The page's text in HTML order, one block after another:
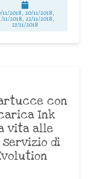
11/2018, 20/11/2018,
11/2018, 22/11/2018,
23/11/2018
con
Ink
vita alle
di